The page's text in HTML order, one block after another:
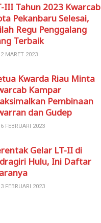
III Tahun 2023 Kwarcab
Pekanbaru Selesai,
Regu Penggalang
Terbaik
MARET 2023
Kwarda Riau Minta
Kampar
Pembinaan
dan Gudep
FEBRUARI 2023
Gelar LT-II di
Hulu, Ini Daftar
FEBRUARI 2023